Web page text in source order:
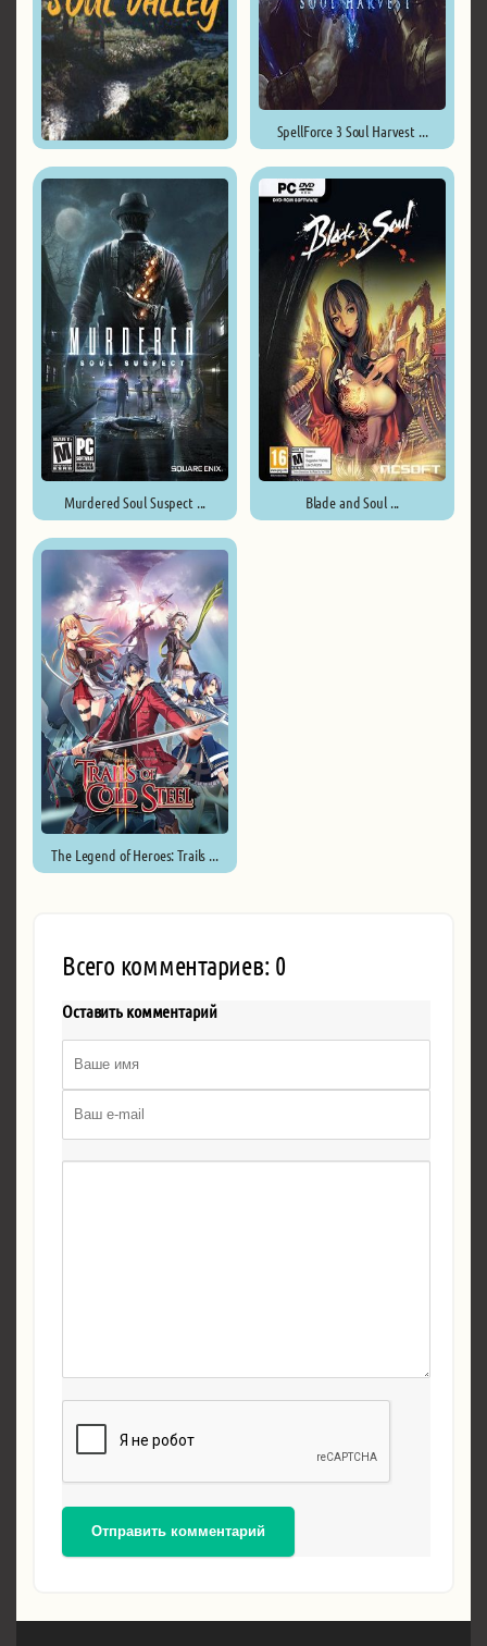
SpellForce 3 Soul Harvest ...
Murdered Soul Suspect ... Blade and Soul ...
The Legend of Heroes: Trails ...
Всего комментариев: 0
Оставить комментарий
Отправить комментарий